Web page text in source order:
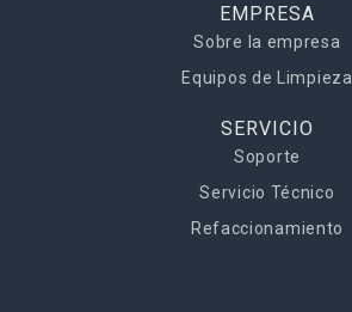
EMPRESA
Sobre la empresa
Equipos de Limpieza
SERVICIO
Soporte
Servicio Técnico
Refaccionamiento